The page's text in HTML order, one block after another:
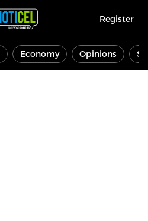
Register
Economy Opinions